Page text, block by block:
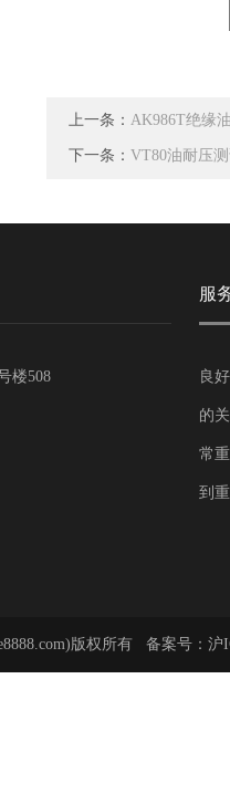
上一条： AK986T绝缘
下一条： VT80油耐压
楼508
服
良
的
常
到
版权所有 备案号： 沪